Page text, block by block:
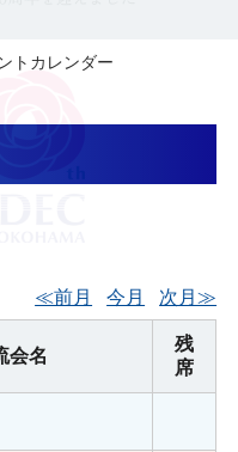
トカレンダー
≪前月 今月 次月≫
会名
残
席